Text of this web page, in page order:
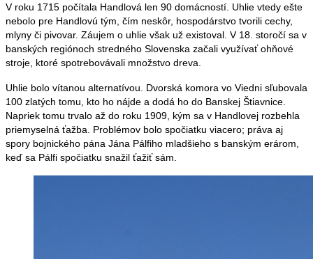
V roku 1715 počítala Handlová len 90 domácností. Uhlie vtedy ešte
nebolo pre Handlovú tým, čím neskôr, hospodárstvo tvorili cechy,
mlyny či pivovar. Záujem o uhlie však už existoval. V 18. storočí sa v
banských regiónoch stredného Slovenska začali využívať ohňové
stroje, ktoré spotrebovávali množstvo dreva.
Uhlie bolo vítanou alternatívou. Dvorská komora vo Viedni sľubovala
100 zlatých tomu, kto ho nájde a dodá ho do Banskej Štiavnice.
Napriek tomu trvalo až do roku 1909, kým sa v Handlovej rozbehla
priemyselná ťažba. Problémov bolo spočiatku viacero; práva aj
spory bojnického pána Jána Pálfiho mladšieho s banským erárom,
keď sa Pálfi spočiatku snažil ťažiť sám.